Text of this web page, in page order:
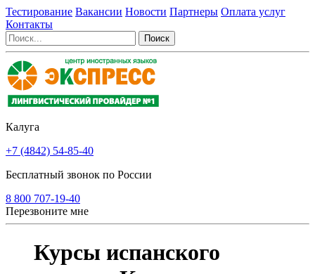
Тестирование Вакансии Новости Партнеры Оплата услуг
Контакты
Калуга
+7 (4842) 54-85-40
Бесплатный звонок по России
8 800 707-19-40
Перезвоните мне
Курсы испанского